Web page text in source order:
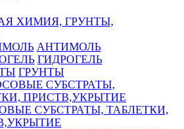
ХИМИЯ, ГРУНТЫ,
АНТИМОЛЬ
ГИДРОГЕЛЬ
ГРУНТЫ
СУБСТРАТЫ, ТАБЛЕТКИ,